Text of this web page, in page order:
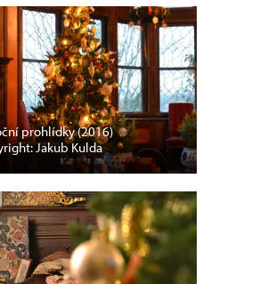
prohlídky (2016)
Jakub Kulda